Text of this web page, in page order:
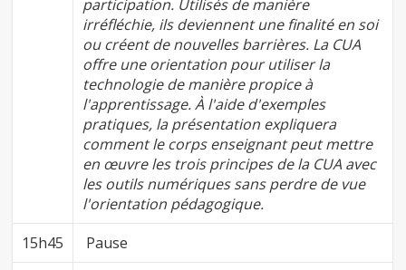
participation. Utilisés de manière
irréfléchie, ils deviennent une finalité en soi
ou créent de nouvelles barrières. La CUA
offre une orientation pour utiliser la
technologie de manière propice à
l'apprentissage. À l'aide d'exemples
pratiques, la présentation expliquera
comment le corps enseignant peut mettre
en œuvre les trois principes de la CUA avec
les outils numériques sans perdre de vue
l'orientation pédagogique.
15h45
Pause